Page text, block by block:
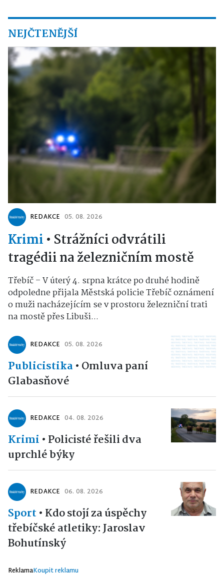
NEJČTENĚJŠÍ
REDAKCE 05. 08. 2026
Krimi • Strážníci odvrátili
tragédii na železničním mostě
Třebíč – V úterý 4. srpna krátce po druhé hodině
odpoledne přijala Městská policie Třebíč oznámení
o muži nacházejícím se v prostoru železniční trati
na mostě přes Libuši...
REDAKCE 05. 08. 2026
Publicistika• Omluva paní
Glabasňové
REDAKCE 04. 08. 2026
Krimi • Policisté řešili dva
uprchlé býky
REDAKCE 06. 08. 2026
Sport • Kdo stojí za úspěchy
třebíčské atletiky: Jaroslav
Bohutínský
ReklamaKoupit reklamu